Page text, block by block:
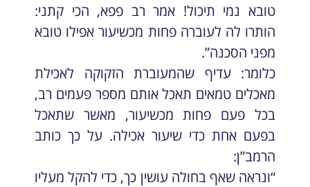
טובא נמי תיכול! אמר רב פפא, הכי קתני:
הותרו לה לעוברה פחות מכשיעור אפילו טובא
מפני הסכנה”.
כלומר: עדיף שהמעוברת הזקוקה לאכילת
מאכלים טמאים תאכל אותם מספר פעמים רב,
בכל פעם פחות מכשיעור, מאשר שתאכל
בפעם אחת כדי שיעור אכילה. על כך כותב
הרמב”ן:
“ונראה שאף בחולה עושין כך, כדי להקל מעליו